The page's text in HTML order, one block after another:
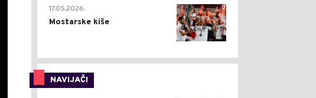
0
17.05.2026.
Mostarske kiše
NAVIJAČI